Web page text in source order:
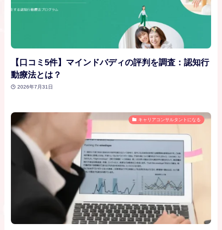
【口コミ5件】マインドバディの評判を調査：認知行
動療法とは？
2026年7月31日
キャリアコンサルタントになる